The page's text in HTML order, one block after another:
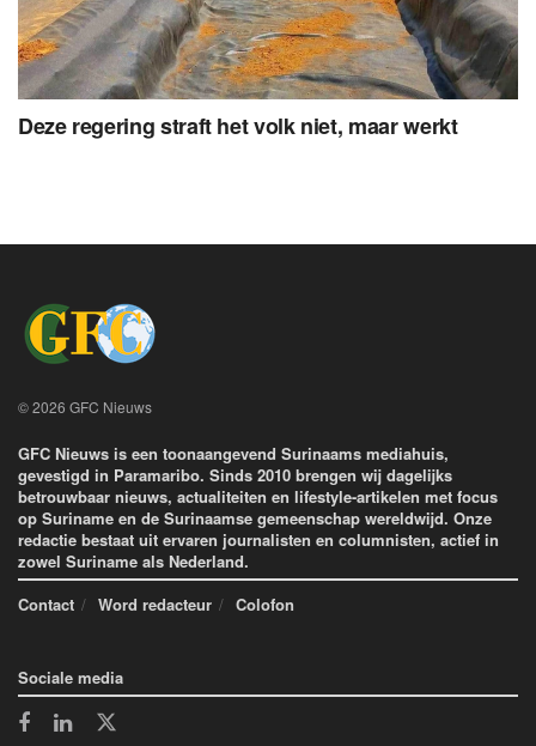
Deze regering straft het volk niet, maar werkt
© 2026 GFC Nieuws
GFC Nieuws is een toonaangevend Surinaams mediahuis,
gevestigd in Paramaribo. Sinds 2010 brengen wij dagelijks
betrouwbaar nieuws, actualiteiten en lifestyle-artikelen met focus
op Suriname en de Surinaamse gemeenschap wereldwijd. Onze
redactie bestaat uit ervaren journalisten en columnisten, actief in
zowel Suriname als Nederland.
Contact
Word redacteur Colofon
Sociale media